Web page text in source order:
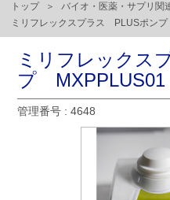
トップ
バイオ・医薬・サプリ関
ミリフレックスプラス PLUSポンプ
ミリフレックス
プ MXPPLUS01
管理番号 : 4648